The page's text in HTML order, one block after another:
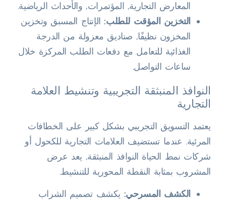
المعارض التجارية, المؤتمرات, والأحداث الرياضية.
التخزين المؤقت للطلب:الإنتاج المسبق وتخزين
المخزون نظيفًا, صناديق معزولة من الدرجة
الغذائية للتعامل مع دفعات الطلب المركزة خلال
ساعات التواصل.
النوافذ المنبثقة التجريبية وتنشيط العلامة
التجارية
يعتمد التسويق التجريبي بشكل كبير على الخطافات
المرئية. عندما تستضيف العلامات التجارية للكحول أو
شركات نمط الحياة النوافذ المنبثقة, يعد عرض
المشروب بمثابة النقطة المحورية للتنشيط.
الكشف المسرحي: يكشف تصميم الشراب